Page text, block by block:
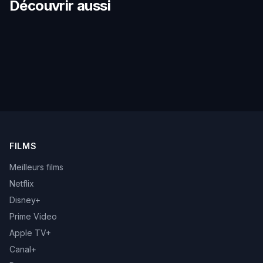
Découvrir aussi
FILMS
Meilleurs films
Netflix
Disney+
Prime Video
Apple TV+
Canal+